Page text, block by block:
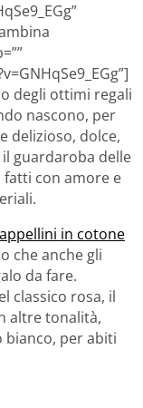
degli ottimi regali
nascono, per
delizioso, dolce,
guardaroba delle
con amore e
in cotone
che anche gli
da fare.
classico rosa, il
altre tonalità,
bianco, per abiti